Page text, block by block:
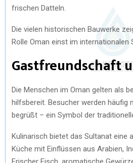
frischen Datteln.
Die vielen historischen Bauwerke
Rolle Oman einst im internationalen
Gastfreundschaft
Die Menschen im Oman gelten als
hilfsbereit. Besucher werden häufig
begrüßt – ein Symbol der
Kulinarisch bietet das Sultanat eine
Küche mit Einflüssen aus Arabien,